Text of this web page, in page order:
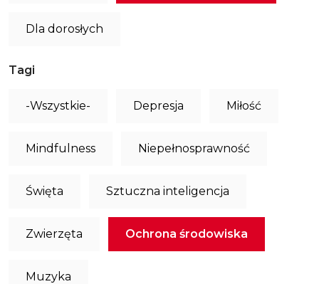
Dla dorosłych
Tagi
-Wszystkie- Depresja Miłość
Mindfulness Niepełnosprawność
Święta Sztuczna inteligencja
Zwierzęta Ochrona środowiska
Muzyka